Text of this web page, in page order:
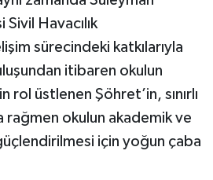
Havacılık
sürecindeki katkılarıyla
itibaren okulun
rol üstlenen Şöhret’in, sınırlı
rağmen okulun akademik ve
güçlendirilmesi için yoğun çaba